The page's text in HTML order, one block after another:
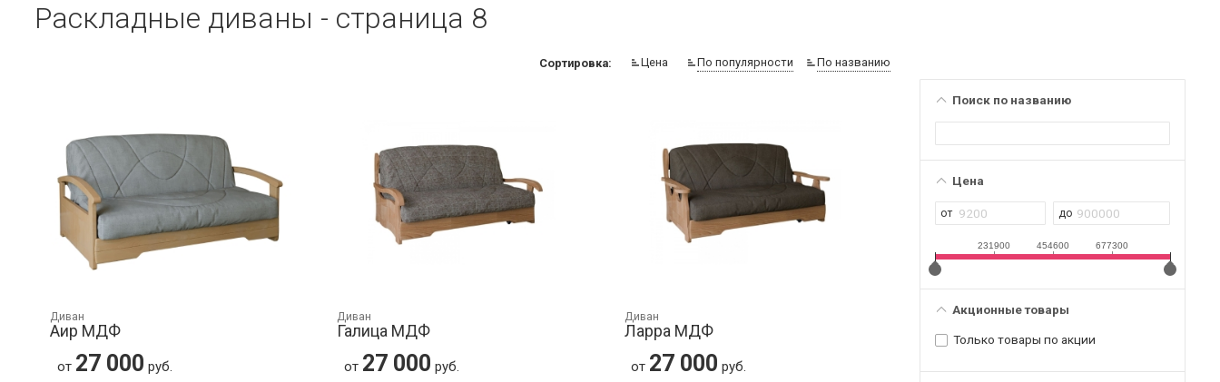
Раскладные диваны - страница 8
Поиск по названию
Цена
231900 454600 677300
Акционные товары
Только товары по акции
Сортировка: Цена По популярности По названию
Диван
Аир МДФ
от 27 000 руб.
Диван
Галица МДФ
от 27 000 руб.
Диван
Ларра МДФ
от 27 000 руб.